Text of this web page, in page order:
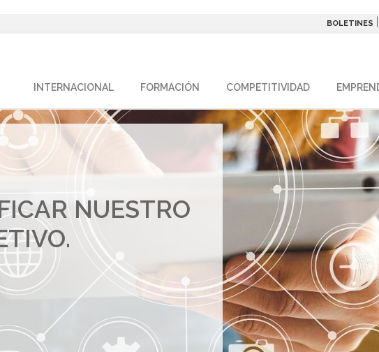
BOLETINES
INTERNACIONAL FORMACIÓN COMPETITIVIDAD
NUESTRO